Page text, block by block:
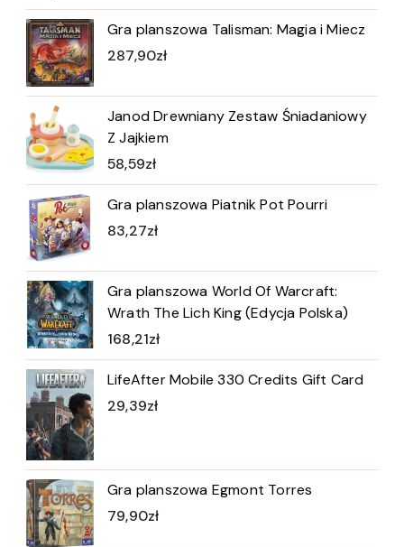
Gra planszowa Talisman: Magia i Miecz
287,90zł
Janod Drewniany Zestaw Śniadaniowy
Z Jajkiem
58,59zł
Gra planszowa Piatnik Pot Pourri
83,27zł
Gra planszowa World Of Warcraft:
Wrath The Lich King (Edycja Polska)
168,21zł
LifeAfter Mobile 330 Credits Gift Card
29,39zł
Gra planszowa Egmont Torres
79,90zł